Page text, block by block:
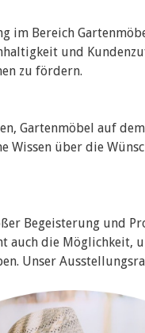
im Bereich
und
zu fördern.
Gartenmöbel auf
Wissen über die
Begeisterung und
die Möglichkeit,
Unser